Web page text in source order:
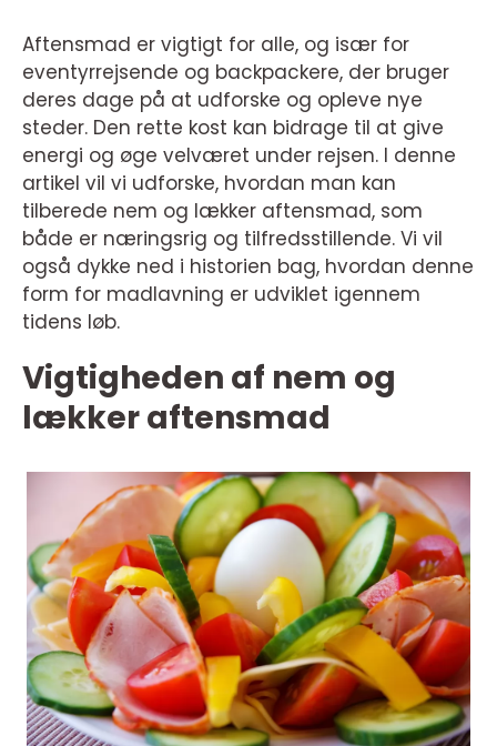
Aftensmad er vigtigt for alle, og især for
eventyrrejsende og backpackere, der bruger
deres dage på at udforske og opleve nye
steder. Den rette kost kan bidrage til at give
energi og øge velværet under rejsen. I denne
artikel vil vi udforske, hvordan man kan
tilberede nem og lækker aftensmad, som
både er næringsrig og tilfredsstillende. Vi vil
også dykke ned i historien bag, hvordan denne
form for madlavning er udviklet igennem
tidens løb.
Vigtigheden af nem og
lækker aftensmad